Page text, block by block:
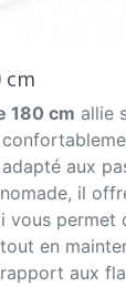
cm
180 cm allie
aux
il
vous permet
en
aux